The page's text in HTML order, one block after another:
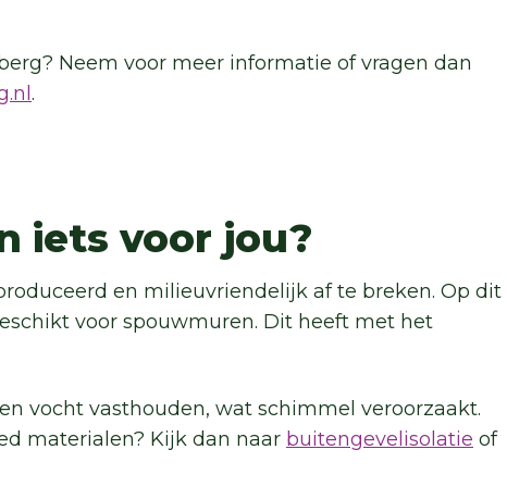
Neem voor meer informatie of vragen dan
.
iets voor jou?
en milieuvriendelijk af te breken. Op dit
voor spouwmuren. Dit heeft met het
vocht vasthouden, wat schimmel veroorzaakt.
materialen? Kijk dan naar buitengevelisolatie of